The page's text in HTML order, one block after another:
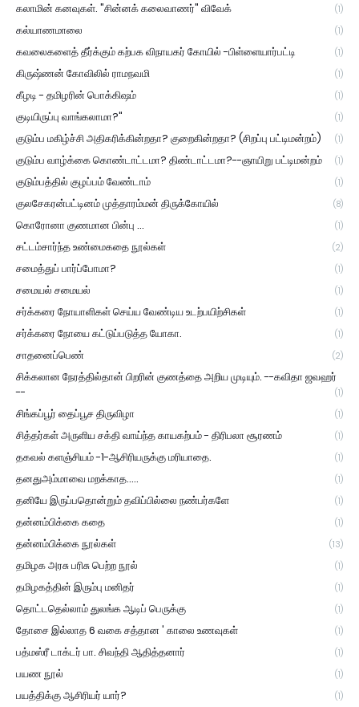
கலாமின் கனவுகள். "சின்னக் கலைவாணர்" விவேக் (1)
கல்யாணமாலை (1)
கவலைகளைத் தீர்க்கும் கற்பக விநாயகர் கோயில் -பிள்ளையார்பட்டி (1)
கிருஷ்ணன் கோவிலில் ராமநவமி (1)
கீழடி - தமிழரின் பொக்கிஷம் (1)
குடியிருப்பு வாங்கலாமா?" (1)
குடும்ப மகிழ்ச்சி அதிகரிக்கின்றதா? குறைகின்றதா? (சிறப்பு பட்டிமன்றம்) (1)
குடும்ப வாழ்க்கை கொண்டாட்டமா? திண்டாட்டமா?--ஞாயிறு பட்டிமன்றம் (1)
குடும்பத்தில் குழப்பம் வேண்டாம் (1)
குலசேகரன்பட்டினம் முத்தாரம்மன் திருக்கோயில் (8)
கொரோனா குணமான பின்பு ... (1)
சட்டம்சார்ந்த உண்மைகதை நூல்கள் (2)
சமைத்துப் பார்ப்போமா? (1)
சமையல் சமையல் (1)
சர்க்கரை நோயாளிகள் செய்ய வேண்டிய உடற்பயிற்சிகள் (1)
சர்க்கரை நோயை கட்டுப்படுத்த யோகா. (1)
சாதனைப்பெண் (2)
சிக்கலான நேரத்தில்தான் பிறரின் குணத்தை அறிய முடியும். --கவிதா ஜவஹர்
--
(1)
சிங்கப்பூர் தைப்பூச திருவிழா (1)
சித்தர்கள் அருளிய சக்தி வாய்ந்த காயகற்பம் - திரிபலா சூரணம் (1)
தகவல் களஞ்சியம் -1-ஆசிரியருக்கு மரியாதை. (1)
தனதுஅம்மாவை மறக்காத..... (1)
தனியே இருப்பதொன்றும் தவிப்பில்லை நண்பர்களே (1)
தன்னம்பிக்கை கதை (1)
தன்னம்பிக்கை நூல்கள் (13)
தமிழக அரசு பரிசு பெற்ற நூல் (1)
தமிழகத்தின் இரும்பு மனிதர் (1)
தொட்டதெல்லாம் துலங்க ஆடிப் பெருக்கு (1)
தோசை இல்லாத 6 வகை சத்தான ' காலை உணவுகள் (1)
பத்மஸ்ரீ டாக்டர் பா. சிவந்தி ஆதித்தனார் (1)
பயண நூல் (1)
பயத்திக்கு ஆசிரியர் யார்? (1)